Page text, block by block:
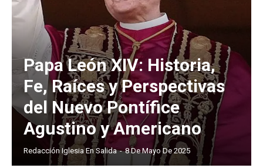
Papa León XIV: Historia,
Fe, Raíces y Perspectivas
del Nuevo Pontífice
Agustino y Americano
Redacción Iglesia En Salida - 8 De Mayo De 2025